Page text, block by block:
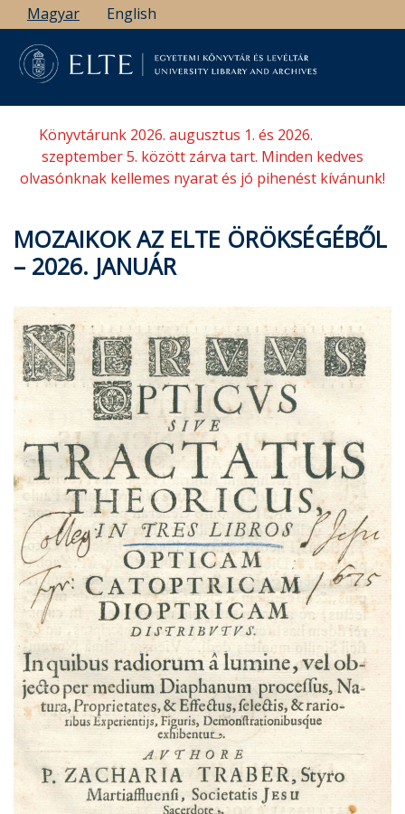
Ugrás
a
tartalomra
Magyar English
Könyvtárunk 2026. augusztus 1. és 2026.
szeptember 5. között zárva tart. Minden kedves
olvasónknak kellemes nyarat és jó pihenést kívánunk!
MOZAIKOK AZ ELTE ÖRÖKSÉGÉBŐL
– 2026. JANUÁR